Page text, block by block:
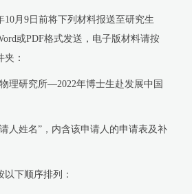
10 月 9 日前将下列材料报送至研究生
或PDF格式发送，电子版材料请按
：
理研究所—2022年博士生赴发展中国
姓名”，内含该申请人的申请表及补
下顺序排列：